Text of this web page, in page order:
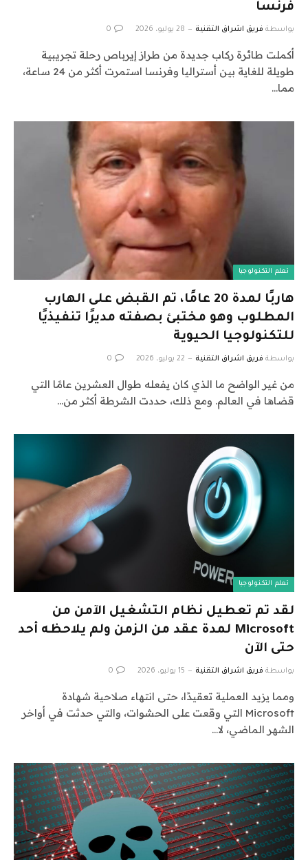
فرنسا
بواسطة فريق اشراق التقنية 28 يوليو، 2026 0
أكملت طائرة ركاب جديدة من طراز إيرباص رحلة تجريبية
طويلة للغاية بين أستراليا وفرنسا استمرت أكثر من 24 ساعة،
مما…
تعلم التكنولوجيا
هاربًا لمدة 20 عامًا، تم القبض على الهارب
المطلوب وهو مختبئ بصفته مديرًا تنفيذيًا
للتكنولوجيا الحيوية
بواسطة فريق اشراق التقنية 22 يوليو، 2026 0
من غير الواضح ما الذي كان يفعله طوال العشرين عامًا التي
قضاها في العالم. ومع ذلك، حددت الشرطة أكثر من…
تعلم التكنولوجيا
لقد تم تعطيل نظام التشغيل الآمن من
Microsoft لمدة عقد من الزمن ولم يلاحظه أحد
حتى الآن
بواسطة فريق اشراق التقنية 15 يوليو، 2026 0
ومما يزيد العملية تعقيدًا، حتى انتهاء صلاحية شهادة
Microsoft التي وقعت على الحشوات، والتي حدثت في أواخر
الشهر الماضي، لا…